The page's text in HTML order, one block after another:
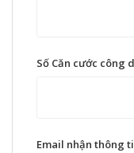
Số Căn cước công
Email nhận thông